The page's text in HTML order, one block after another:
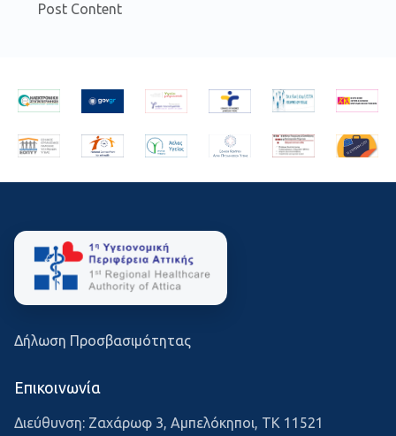
Post Content
Δήλωση Προσβασιμότητας
Επικοινωνία
Διεύθυνση: Ζαχάρωφ 3, Αμπελόκηποι, ΤΚ 11521